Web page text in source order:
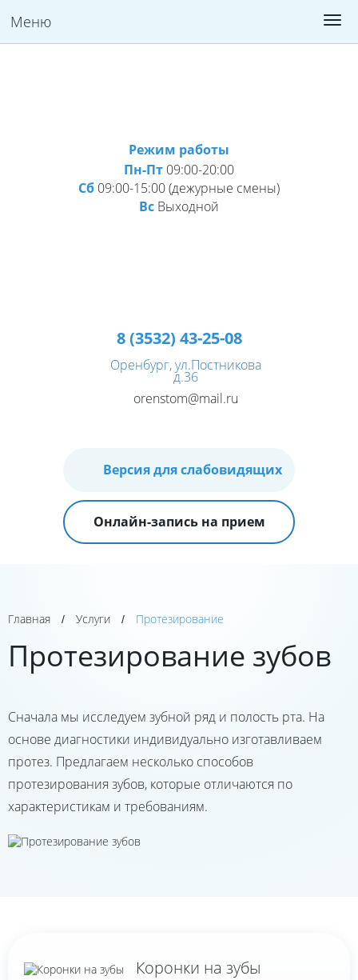
Режим работы
Пн-Пт 09:00-20:00
Сб 09:00-15:00 (дежурные смены)
Вс Выходной
8 (3532) 43-25-08
Оренбург, ул.Постникова
д.36
orenstom@mail.ru
Версия для слабовидящих
Онлайн-запись на прием
Меню
Главная / Услуги / Протезирование
Протезирование зубов
Сначала мы исследуем зубной ряд и полость рта. На
основе диагностики индивидуально изготавливаем
протез. Предлагаем несколько способов
протезирования зубов, которые отличаются по
характеристикам и требованиям.
Коронки на зубы